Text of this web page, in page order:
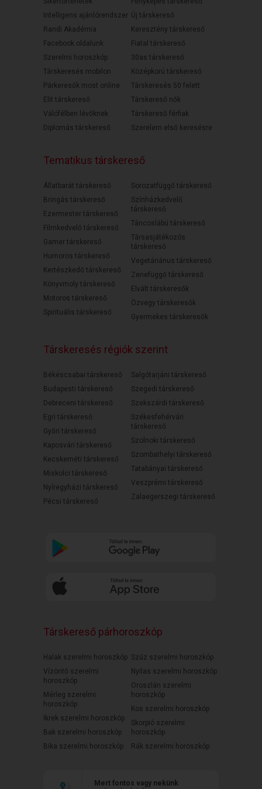
Intelligens ajánlórendszer
Randi Akadémia
Facebook oldalunk
Szerelmi horoszkóp
Társkeresés mobilon
Párkeresők most online
Elit társkereső
Válófélben lévőknek
Diplomás társkereső
Új társkereső
Keresztény társkereső
Fiatal társkereső
30as társkereső
Középkorú társkereső
Társkeresés 50 felett
Társkereső nők
Társkereső férfiak
Szerelem első keresésre
Tematikus társkereső
Állatbarát társkereső
Bringás társkereső
Ezermester társkereső
Filmkedvelő társkereső
Gamer társkereső
Humoros társkereső
Kertészkedő társkereső
Könyvmoly társkereső
Motoros társkereső
Spirituális társkereső
Sorozatfüggő társkereső
Színházkedvelő
társkereső
Táncoslábú társkereső
Társasjátékozós
társkereső
Vegetáriánus társkereső
Zenefüggő társkereső
Elvált társkeresők
Özvegy társkeresők
Gyermekes társkeresők
Társkeresés régiók szerint
Békéscsabai társkereső
Budapesti társkereső
Debreceni társkereső
Egri társkereső
Győri társkereső
Kaposvári társkereső
Kecskeméti társkereső
Miskolci társkereső
Nyíregyházi társkereső
Pécsi társkereső
Salgótarjáni társkereső
Szegedi társkereső
Szekszárdi társkereső
Székesfehérvári
társkereső
Szolnoki társkereső
Szombathelyi társkereső
Tatabányai társkereső
Veszprémi társkereső
Zalaegerszegi társkereső
Társkereső párhoroszkóp
Halak szerelmi horoszkóp
Vízöntő szerelmi
horoszkóp
Mérleg szerelmi
horoszkóp
Ikrek szerelmi horoszkóp
Bak szerelmi horoszkóp
Bika szerelmi horoszkóp
Szűz szerelmi horoszkóp
Nyilas szerelmi horoszkóp
Oroszlán szerelmi
horoszkóp
Kos szerelmi horoszkóp
Skorpió szerelmi
horoszkóp
Rák szerelmi horoszkóp
Mert fontos vagy nekünk